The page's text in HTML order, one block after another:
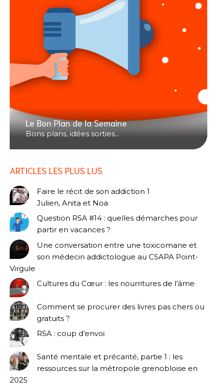
Le Bon Plan de la Semaine
Bons plans, idées sorties...
ARTICLES LES PLUS LUS
Faire le récit de son addiction 1
Julien, Anita et Noa
Question RSA #14 : quelles démarches pour
partir en vacances ?
Une conversation entre une toxicomane et
son médecin addictologue au CSAPA Point-
Virgule
Cultures du Cœur : les nourritures de l’âme
Comment se procurer des livres pas chers ou
gratuits ?
RSA : coup d’envoi
Santé mentale et précarité, partie 1 : les
ressources sur la métropole grenobloise en
2025